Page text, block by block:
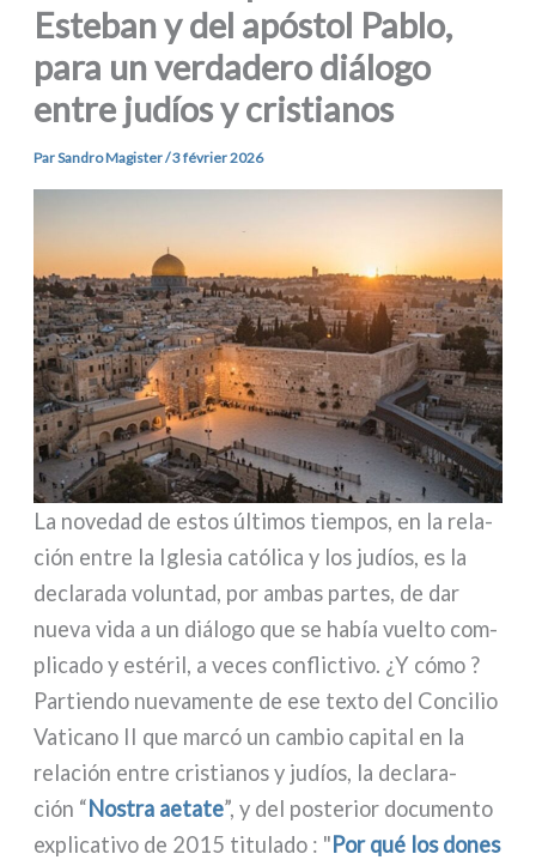
Esteban y del apóstol Pablo,
para un verdadero diálogo
entre judíos y cristianos
ParSandro Magister/3 février 2026
La nove­dad de estos últi­mos tiem­pos, en la rela­
ción entre la Iglesia cató­li­ca y los judíos, es la
decla­ra­da volun­tad, por ambas par­tes, de dar
nue­va vida a un diá­lo­go que se había vuel­to com­
pli­ca­do y esté­ril, a veces con­flic­ti­vo. ¿Y cómo ?
Partiendo nue­va­men­te de ese tex­to del Concilio
Vaticano II que mar­có un cam­bio capi­tal en la
rela­ción entre cri­stia­nos y judíos, la decla­ra­
ción “Nostra aeta­te”, y del poste­rior docu­men­to
expli­ca­ti­vo de 2015 titu­la­do : "Por qué los dones